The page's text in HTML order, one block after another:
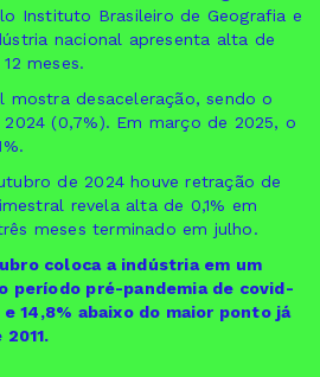
Instituto Brasileiro de Geografia e
nacional apresenta alta de
meses.
mostra desaceleração, sendo o
(0,7%). Em março de 2025, o
de 2024 houve retração de
revela alta de 0,1% em
meses terminado em julho.
coloca a indústria em um
período pré-pandemia de covid-
14,8% abaixo do maior ponto já